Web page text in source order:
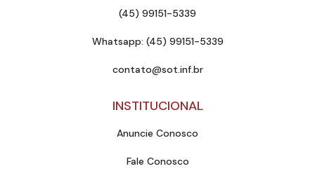
(45) 99151-5339
Whatsapp: (45) 99151-5339
contato@sot.inf.br
INSTITUCIONAL
Anuncie Conosco
Fale Conosco